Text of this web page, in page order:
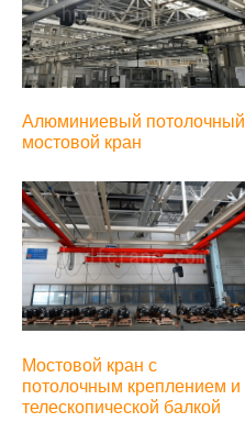
Алюминиевый потолочный
мостовой кран
Мостовой кран с
потолочным креплением и
телескопической балкой